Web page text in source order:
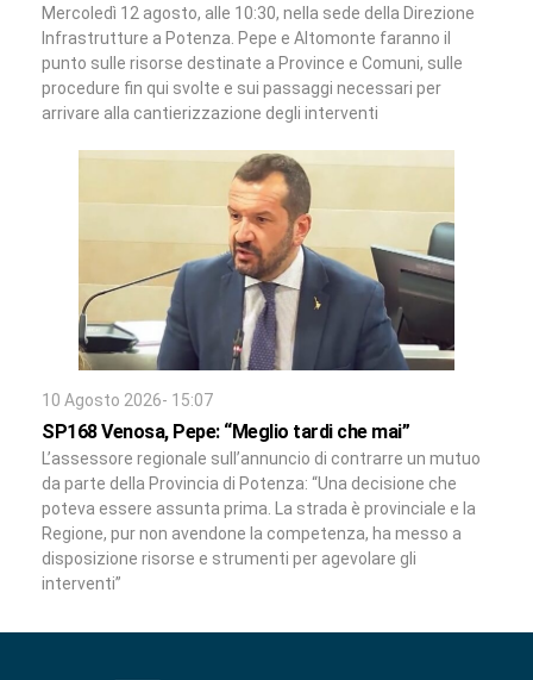
Mercoledì 12 agosto, alle 10:30, nella sede della Direzione
Infrastrutture a Potenza. Pepe e Altomonte faranno il
punto sulle risorse destinate a Province e Comuni, sulle
procedure fin qui svolte e sui passaggi necessari per
arrivare alla cantierizzazione degli interventi
10 Agosto 2026- 15:07
SP168 Venosa, Pepe: “Meglio tardi che mai”
L’assessore regionale sull’annuncio di contrarre un mutuo
da parte della Provincia di Potenza: “Una decisione che
poteva essere assunta prima. La strada è provinciale e la
Regione, pur non avendone la competenza, ha messo a
disposizione risorse e strumenti per agevolare gli
interventi”